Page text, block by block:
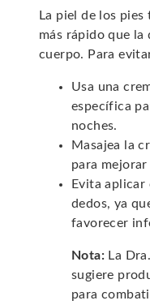
La piel de los pies
más rápido que la
cuerpo. Para
Usa una
específica
noches.
Masajea la
para
Evita aplicar
dedos, ya
favorecer
Nota: La
sugiere
para